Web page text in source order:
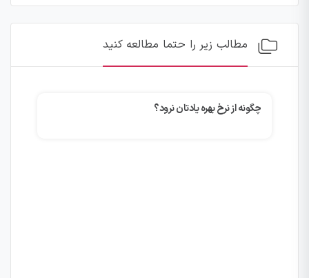
مطالب زیر را حتما مطالعه کنید
چگونه از نرخ بهره یادتان نرود؟